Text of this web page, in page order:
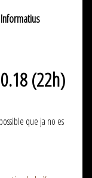
Informatius
(22h)
que ja no es